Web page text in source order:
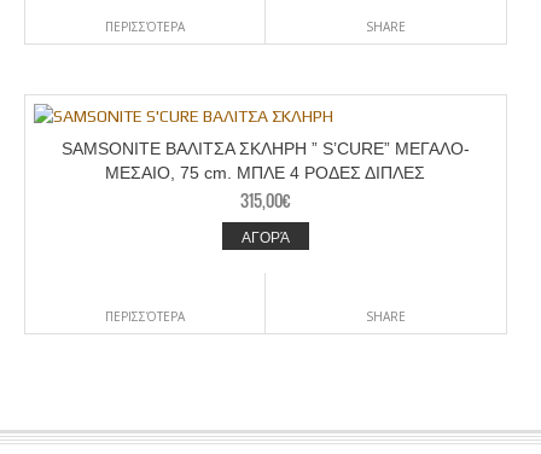
ΠΕΡΙΣΣΌΤΕΡΑ SHARE
SAMSONITE ΒΑΛΙΤΣΑ ΣΚΛΗΡΗ ” S’CURE” ΜΕΓΑΛΟ-
ΜΕΣΑΙΟ, 75 cm. ΜΠΛΕ 4 ΡΟΔΕΣ ΔΙΠΛΕΣ
315,00€
ΑΓΟΡΆ
ΠΕΡΙΣΣΌΤΕΡΑ SHARE